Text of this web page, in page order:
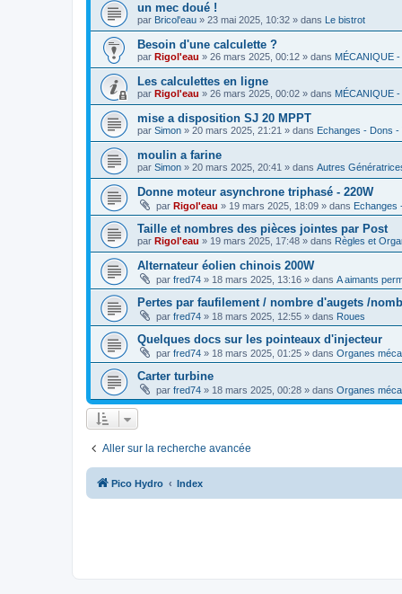
un mec doué !
par Bricol'eau » 23 mai 2025, 10:32 » dans Le bistrot
Besoin d'une calculette ?
par Rigol'eau » 26 mars 2025, 00:12 » dans MÉCANIQUE
Les calculettes en ligne
par Rigol'eau » 26 mars 2025, 00:02 » dans MÉCANIQUE
mise a disposition SJ 20 MPPT
par Simon » 20 mars 2025, 21:21 » dans Echanges - Dons -
moulin a farine
par Simon » 20 mars 2025, 20:41 » dans Autres
Donne moteur asynchrone triphasé - 220W
par Rigol'eau » 19 mars 2025, 18:09 » dans Echanges
Taille et nombres des pièces jointes par Post
par Rigol'eau » 19 mars 2025, 17:48 » dans Règles et
Alternateur éolien chinois 200W
par fred74 » 18 mars 2025, 13:16 » dans A aimants
Pertes par faufilement / nombre d'augets /
par fred74 » 18 mars 2025, 12:55 » dans Roues
Quelques docs sur les pointeaux d'injecteur
par fred74 » 18 mars 2025, 01:25 » dans Organes
Carter turbine
par fred74 » 18 mars 2025, 00:28 » dans Organes
Aller sur la recherche avancée
Pico Hydro Index